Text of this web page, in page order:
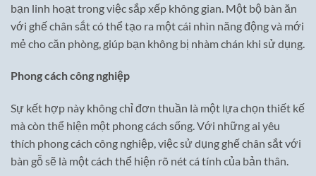
bạn linh hoạt trong việc sắp xếp không gian. Một bộ bàn ăn
với ghế chân sắt có thể tạo ra một cái nhìn năng động và mới
mẻ cho căn phòng, giúp bạn không bị nhàm chán khi sử dụng.
Phong cách công nghiệp
Sự kết hợp này không chỉ đơn thuần là một lựa chọn thiết kế
mà còn thể hiện một phong cách sống. Với những ai yêu
thích phong cách công nghiệp, việc sử dụng ghế chân sắt với
bàn gỗ sẽ là một cách thể hiện rõ nét cá tính của bản thân.